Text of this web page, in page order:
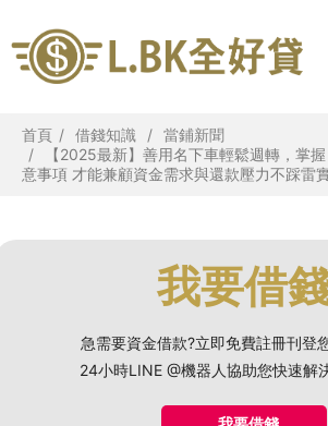
首頁 借錢知識
當鋪新聞
【2025最新】善用名下車輕鬆週轉，掌
意事項 才能兼顧資金需求與還款壓力不踩雷
我要借
急需要資金借款?立即免費註冊刊登
24小時LINE @機器人協助您快速解